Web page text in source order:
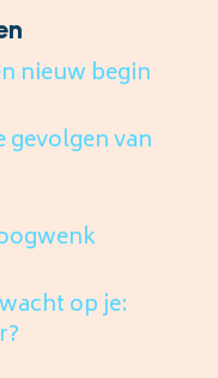
nieuw begin
gevolgen van
op je: